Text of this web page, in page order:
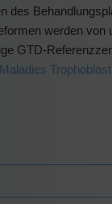
des
werden
GTD-